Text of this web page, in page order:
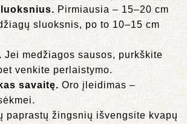
Pirmiausia – 15–20 cm
sluoksnis, po to 10–15 cm
Jei medžiagos sausos, purkškite
venkite perlaistymo.
savaitę. Oro įleidimas –
paprastų žingsnių išvengsite kvapų